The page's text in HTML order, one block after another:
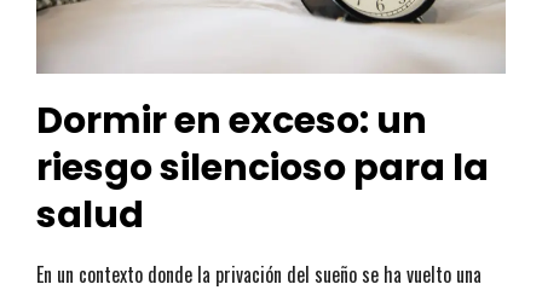
Dormir en exceso: un
riesgo silencioso para la
salud
En un contexto donde la privación del sueño se ha vuelto una